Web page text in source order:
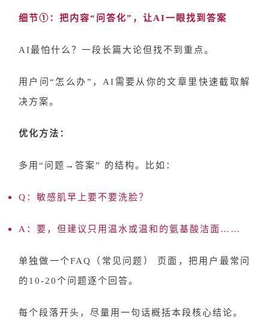
细节①：把内容“问答化”，让AI一眼找到答案
AI最怕什么？一段长篇大论但找不到重点。
用户问“怎么办”，AI需要从你的文章里快速截取解
决方案。
优化方法：
多用 “问题→答案” 的结构。比如：
Q：敏感肌早上要不要洗脸？
A：要，但建议只用温水或温和的氨基酸洁面……
单独做一个FAQ（常见问题） 页面，把用户最常问
的10-20个问题逐个回答。
每个段落开头，尽量用一句话概括本段核心结论。